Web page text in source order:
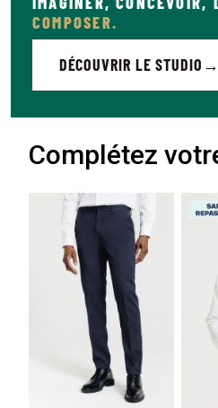
COMPOSER.
DÉCOUVRIR LE STUDIO
Complétez